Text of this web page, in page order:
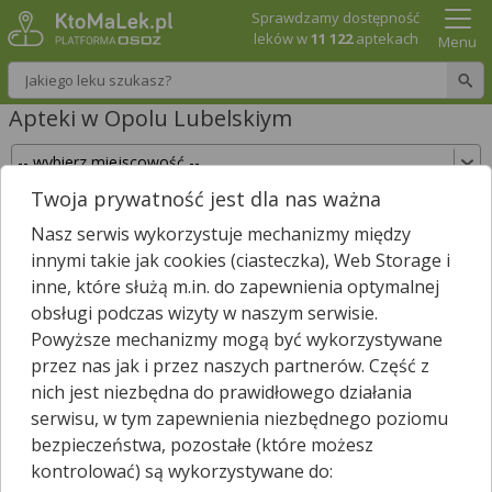
Wpisz nazwę leku
Sprawdzamy dostępność
leków w11 122aptekach Menu
Apteki w Opolu Lubelskiym
Sprawdź, które apteki w Opolu Lubelskiym
posiadają Twój lek i zarezerwuj go już teraz!
Wpisz nazwę leku
W Opolu Lubelskiym jest 7aptek.
Wybierz typ aptek
Twoja prywatność jest dla nas ważna
Nasz serwis wykorzystuje mechanizmy między
innymi takie jak cookies (ciasteczka), Web Storage i
inne, które służą m.in. do zapewnienia optymalnej
obsługi podczas wizyty w naszym serwisie.
Powyższe mechanizmy mogą być wykorzystywane
przez nas jak i przez naszych partnerów. Część z
nich jest niezbędna do prawidłowego działania
serwisu, w tym zapewnienia niezbędnego poziomu
bezpieczeństwa, pozostałe (które możesz
kontrolować) są wykorzystywane do: